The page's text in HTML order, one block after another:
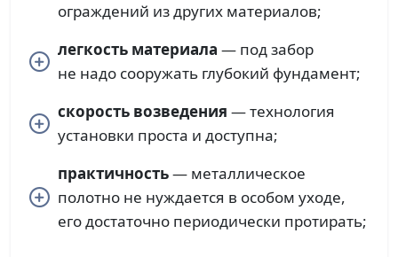
ограждений из других материалов;
легкость материала — под забор
не надо сооружать глубокий фундамент;
скорость возведения — технология
установки проста и доступна;
практичность— металлическое
полотно не нуждается в особом уходе,
его достаточно периодически протирать;